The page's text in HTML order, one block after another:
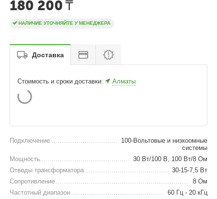
180 200₸
НАЛИЧИЕ УТОЧНЯЙТЕ У МЕНЕДЖЕРА
Доставка
Стоимость и сроки доставки: Алматы
Подключение
100-Вольтовые и низкоомные
системы
Мощность
30 Вт/100 В, 100 Вт/8 Ом
Отводы трансформатора
30-15-7,5 Вт
Сопротивление
8 Ом
Частотный диапазон
60 Гц - 20 кГц